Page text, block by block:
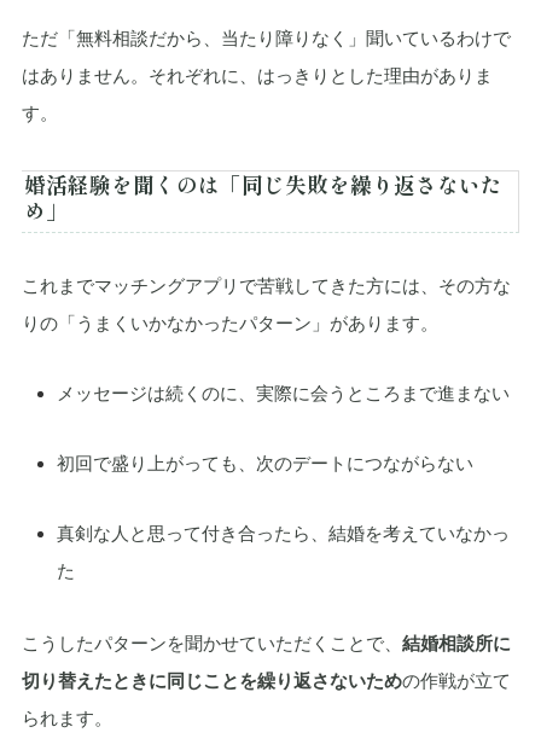
ただ「無料相談だから、当たり障りなく」聞いているわけで
はありません。それぞれに、はっきりとした理由がありま
す。
婚活経験を聞くのは「同じ失敗を繰り返さないた
め」
これまでマッチングアプリで苦戦してきた方には、その方な
りの「うまくいかなかったパターン」があります。
メッセージは続くのに、実際に会うところまで進まない
初回で盛り上がっても、次のデートにつながらない
真剣な人と思って付き合ったら、結婚を考えていなかっ
た
こうしたパターンを聞かせていただくことで、 結婚相談所に
切り替えたときに同じことを繰り返さないための作戦が立て
られます。